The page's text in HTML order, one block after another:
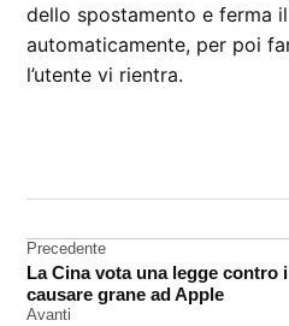
dello spostamento e ferma
automaticamente, per poi
l’utente vi rientra.
brevetto
Navigazione
articoli
Precedente
La Cina vota una legge
causare grane ad Apple
Avanti